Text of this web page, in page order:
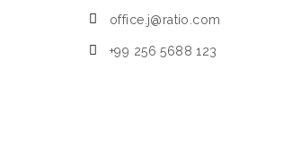
office.j@ratio.com
+99 256 5688 123